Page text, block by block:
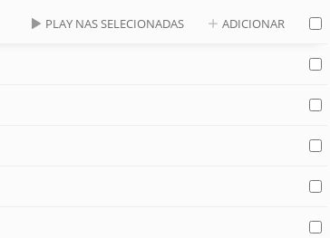
PLAY NAS SELECIONADAS ADICIONAR